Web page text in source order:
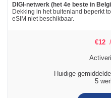
DIGI-netwerk (het 4e beste in
Dekking in het buitenland beperkt
eSIM niet beschikbaar.
€12
Huidige
5